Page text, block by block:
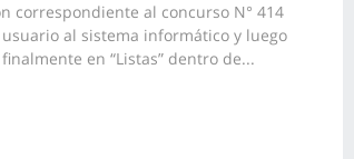
correspondiente al concurso N° 414
al sistema informático y luego
en “Listas” dentro de...